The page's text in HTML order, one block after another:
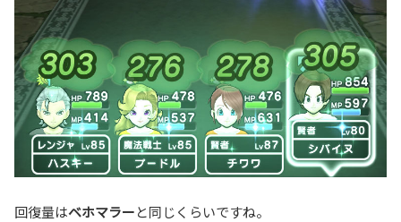
回復量はベホマラーと同じくらいですね。